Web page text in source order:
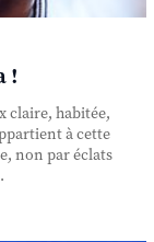
!
claire, habitée,
à cette
non par éclats